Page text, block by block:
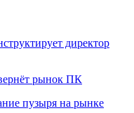
директор
рынок ПК
пузыря на рынке